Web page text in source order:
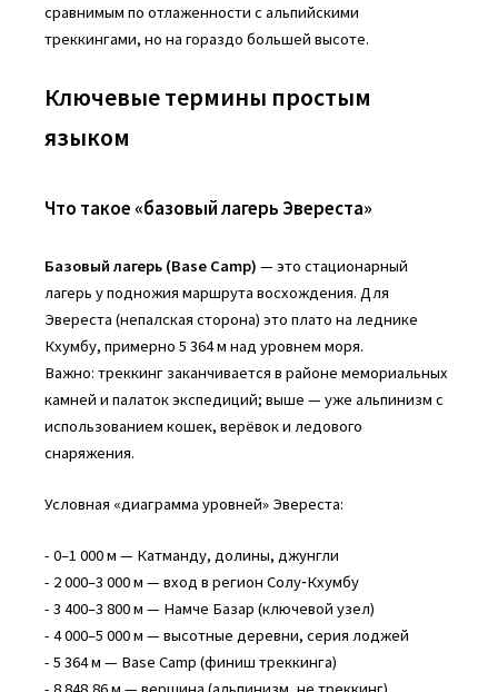
сравнимым по отлаженности с альпийскими
треккингами, но на гораздо большей высоте.
Ключевые термины простым
языком
Что такое «базовый лагерь Эвереста»
Базовый лагерь (Base Camp) — это стационарный
лагерь у подножия маршрута восхождения. Для
Эвереста (непалская сторона) это плато на леднике
Кхумбу, примерно 5 364 м над уровнем моря.
Важно: треккинг заканчивается в районе мемориальных
камней и палаток экспедиций; выше — уже альпинизм с
использованием кошек, верёвок и ледового
снаряжения.
Условная «диаграмма уровней» Эвереста:
- 0–1 000 м — Катманду, долины, джунгли
- 2 000–3 000 м — вход в регион Солу‑Кхумбу
- 3 400–3 800 м — Намче Базар (ключевой узел)
- 4 000–5 000 м — высотные деревни, серия лоджей
- 5 364 м — Base Camp (финиш треккинга)